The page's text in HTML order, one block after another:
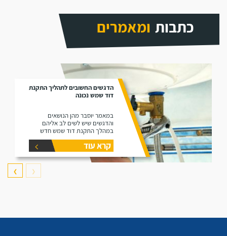
כתבות ומאמרים
הדגשים החשובים לתהליך התקנת
דוד שמש נכונה
במאמר יוסבר מהן הנושאים
והדגשים שיש לשים לב אליהם
במהלך התקנת דוד שמש חדש
קרא עוד
❮
❯